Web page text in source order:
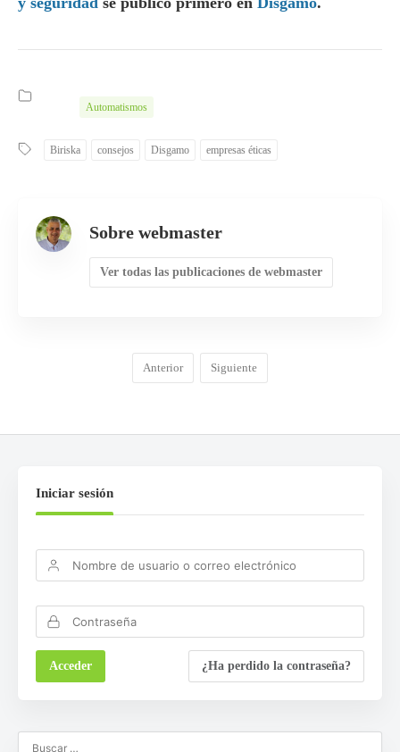
Automatismos
Biriska consejos Disgamo empresas éticas
Sobre webmaster
Ver todas las publicaciones de webmaster
Anterior Siguiente
Iniciar sesión
¿Ha perdido la contraseña?